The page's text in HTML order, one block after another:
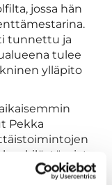
jossa hän
tunnettu ja
tulee
ylläpito
Pekka